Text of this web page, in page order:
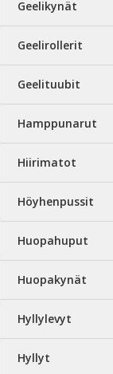
Geelikynät
Geelirollerit
Geelituubit
Hamppunarut
Hiirimatot
Höyhenpussit
Huopahuput
Huopakynät
Hyllylevyt
Hyllyt